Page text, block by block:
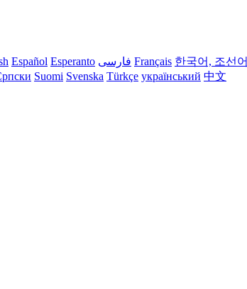
Español Esperanto فارسی Français 한국어, 조선어
Suomi Svenska Türkçe український 中文